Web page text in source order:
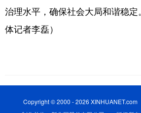
治理水平，确保社会大局和谐稳
体记者李磊）
Copyright © 2000 - 2026